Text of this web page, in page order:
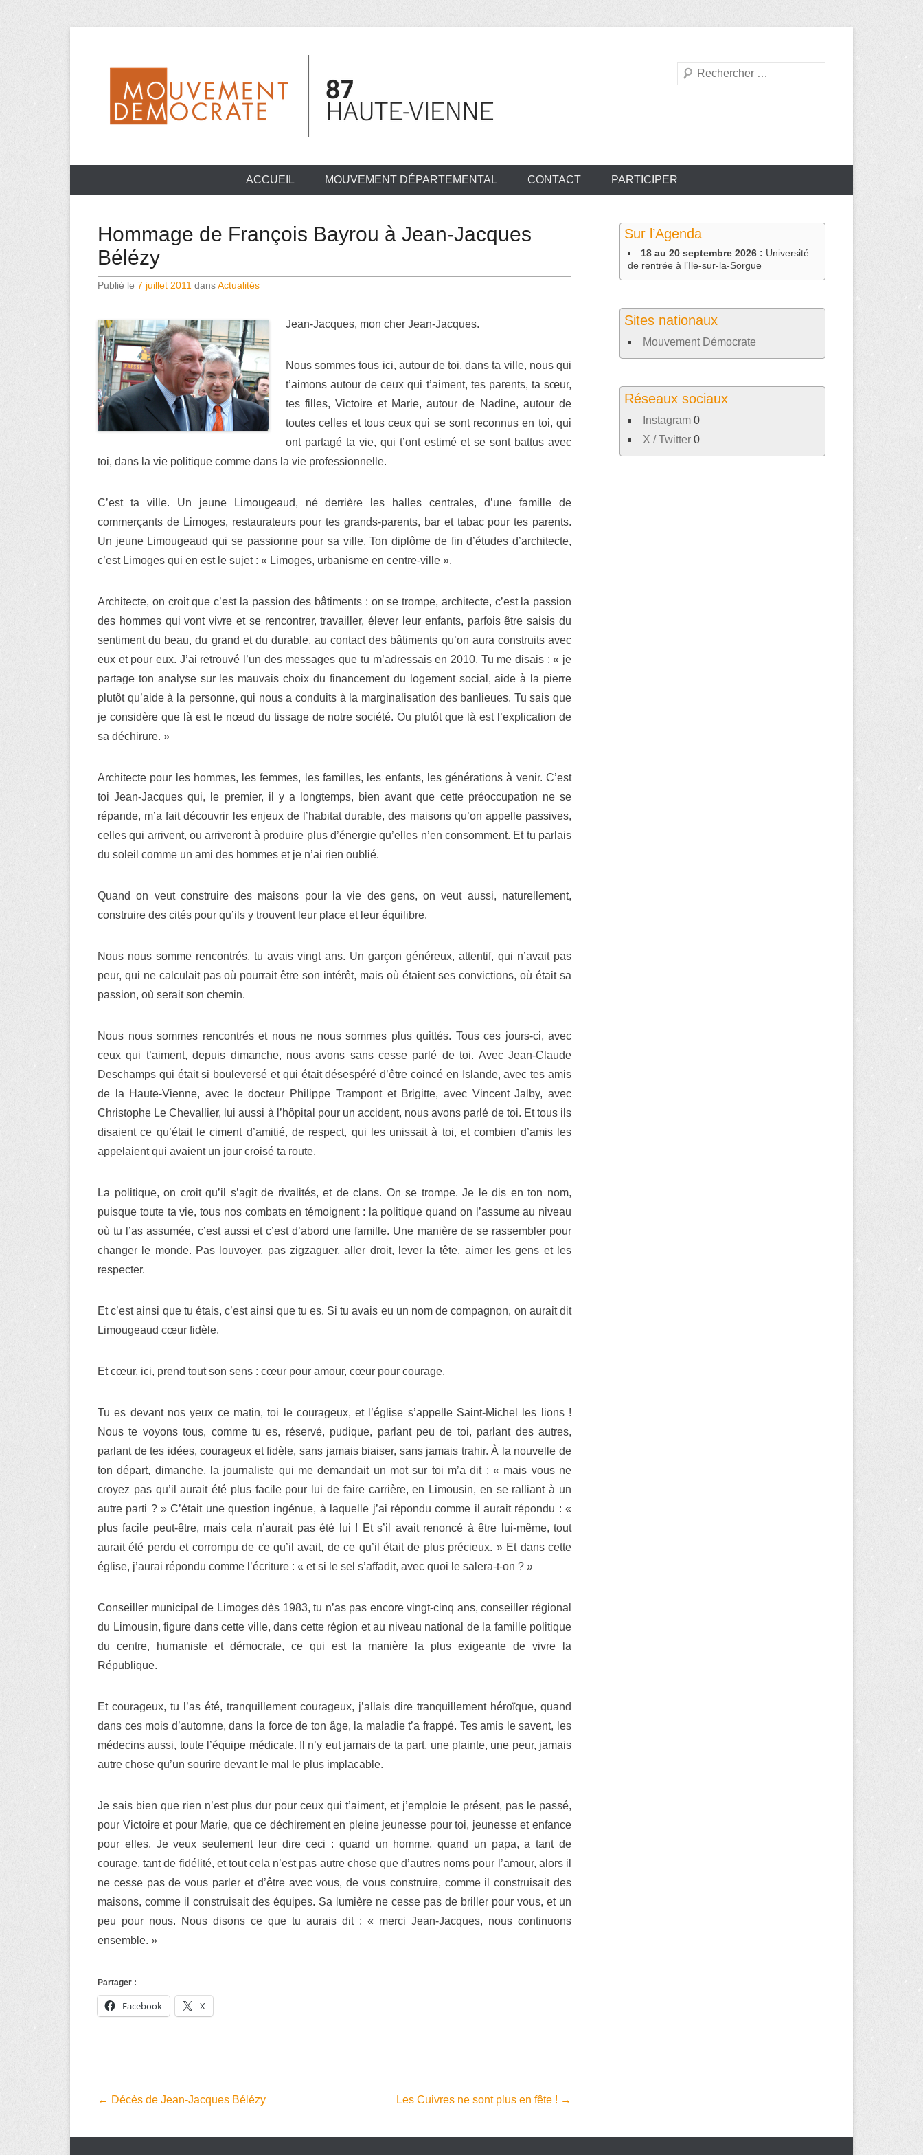
MoDem 87
Recherche
ACCUEIL MOUVEMENT DÉPARTEMENTAL CONTACT PARTICIPER
Hommage de François Bayrou à Jean-Jacques
Bélézy
Publié le 7 juillet 2011 dansActualités
Jean-Jacques, mon cher Jean-Jacques.
Nous sommes tous ici, autour de toi, dans ta ville, nous qui
t’aimons autour de ceux qui t’aiment, tes parents, ta sœur,
tes filles, Victoire et Marie, autour de Nadine, autour de
toutes celles et tous ceux qui se sont reconnus en toi, qui
ont partagé ta vie, qui t’ont estimé et se sont battus avec
toi, dans la vie politique comme dans la vie professionnelle.
C’est ta ville. Un jeune Limougeaud, né derrière les halles centrales, d’une famille de
commerçants de Limoges, restaurateurs pour tes grands-parents, bar et tabac pour tes parents.
Un jeune Limougeaud qui se passionne pour sa ville. Ton diplôme de fin d’études d’architecte,
c’est Limoges qui en est le sujet : « Limoges, urbanisme en centre-ville ».
Architecte, on croit que c’est la passion des bâtiments : on se trompe, architecte, c’est la passion
des hommes qui vont vivre et se rencontrer, travailler, élever leur enfants, parfois être saisis du
sentiment du beau, du grand et du durable, au contact des bâtiments qu’on aura construits avec
eux et pour eux. J’ai retrouvé l’un des messages que tu m’adressais en 2010. Tu me disais : « je
partage ton analyse sur les mauvais choix du financement du logement social, aide à la pierre
plutôt qu’aide à la personne, qui nous a conduits à la marginalisation des banlieues. Tu sais que
je considère que là est le nœud du tissage de notre société. Ou plutôt que là est l’explication de
sa déchirure. »
Architecte pour les hommes, les femmes, les familles, les enfants, les générations à venir. C’est
toi Jean-Jacques qui, le premier, il y a longtemps, bien avant que cette préoccupation ne se
répande, m’a fait découvrir les enjeux de l’habitat durable, des maisons qu’on appelle passives,
celles qui arrivent, ou arriveront à produire plus d’énergie qu’elles n’en consomment. Et tu parlais
du soleil comme un ami des hommes et je n’ai rien oublié.
Quand on veut construire des maisons pour la vie des gens, on veut aussi, naturellement,
construire des cités pour qu’ils y trouvent leur place et leur équilibre.
Nous nous somme rencontrés, tu avais vingt ans. Un garçon généreux, attentif, qui n’avait pas
peur, qui ne calculait pas où pourrait être son intérêt, mais où étaient ses convictions, où était sa
passion, où serait son chemin.
Nous nous sommes rencontrés et nous ne nous sommes plus quittés. Tous ces jours-ci, avec
ceux qui t’aiment, depuis dimanche, nous avons sans cesse parlé de toi. Avec Jean-Claude
Deschamps qui était si bouleversé et qui était désespéré d’être coincé en Islande, avec tes amis
de la Haute-Vienne, avec le docteur Philippe Trampont et Brigitte, avec Vincent Jalby, avec
Christophe Le Chevallier, lui aussi à l’hôpital pour un accident, nous avons parlé de toi. Et tous ils
disaient ce qu’était le ciment d’amitié, de respect, qui les unissait à toi, et combien d’amis les
appelaient qui avaient un jour croisé ta route.
La politique, on croit qu’il s’agit de rivalités, et de clans. On se trompe. Je le dis en ton nom,
puisque toute ta vie, tous nos combats en témoignent : la politique quand on l’assume au niveau
où tu l’as assumée, c’est aussi et c’est d’abord une famille. Une manière de se rassembler pour
changer le monde. Pas louvoyer, pas zigzaguer, aller droit, lever la tête, aimer les gens et les
respecter.
Et c’est ainsi que tu étais, c’est ainsi que tu es. Si tu avais eu un nom de compagnon, on aurait dit
Limougeaud cœur fidèle.
Et cœur, ici, prend tout son sens : cœur pour amour, cœur pour courage.
Tu es devant nos yeux ce matin, toi le courageux, et l’église s’appelle Saint-Michel les lions !
Nous te voyons tous, comme tu es, réservé, pudique, parlant peu de toi, parlant des autres,
parlant de tes idées, courageux et fidèle, sans jamais biaiser, sans jamais trahir. À la nouvelle de
ton départ, dimanche, la journaliste qui me demandait un mot sur toi m’a dit : « mais vous ne
croyez pas qu’il aurait été plus facile pour lui de faire carrière, en Limousin, en se ralliant à un
autre parti ? » C’était une question ingénue, à laquelle j’ai répondu comme il aurait répondu : «
plus facile peut-être, mais cela n’aurait pas été lui ! Et s’il avait renoncé à être lui-même, tout
aurait été perdu et corrompu de ce qu’il avait, de ce qu’il était de plus précieux. » Et dans cette
église, j’aurai répondu comme l’écriture : « et si le sel s’affadit, avec quoi le salera-t-on ? »
Conseiller municipal de Limoges dès 1983, tu n’as pas encore vingt-cinq ans, conseiller régional
du Limousin, figure dans cette ville, dans cette région et au niveau national de la famille politique
du centre, humaniste et démocrate, ce qui est la manière la plus exigeante de vivre la
République.
Et courageux, tu l’as été, tranquillement courageux, j’allais dire tranquillement héroïque, quand
dans ces mois d’automne, dans la force de ton âge, la maladie t’a frappé. Tes amis le savent, les
médecins aussi, toute l’équipe médicale. Il n’y eut jamais de ta part, une plainte, une peur, jamais
autre chose qu’un sourire devant le mal le plus implacable.
Je sais bien que rien n’est plus dur pour ceux qui t’aiment, et j’emploie le présent, pas le passé,
pour Victoire et pour Marie, que ce déchirement en pleine jeunesse pour toi, jeunesse et enfance
pour elles. Je veux seulement leur dire ceci : quand un homme, quand un papa, a tant de
courage, tant de fidélité, et tout cela n’est pas autre chose que d’autres noms pour l’amour, alors il
ne cesse pas de vous parler et d’être avec vous, de vous construire, comme il construisait des
maisons, comme il construisait des équipes. Sa lumière ne cesse pas de briller pour vous, et un
peu pour nous. Nous disons ce que tu aurais dit : « merci Jean-Jacques, nous continuons
ensemble. »
Partager :
Facebook X
Navigation
les
← Décès de Jean-Jacques Bélézy Les Cuivres ne sont plus en fête ! →
Sur l’Agenda
18 au 20 septembre 2026 : Université
de rentrée à l’Ile-sur-la-Sorgue
Sites nationaux
Mouvement Démocrate
Réseaux sociaux
Instagram 0
X / Twitter 0